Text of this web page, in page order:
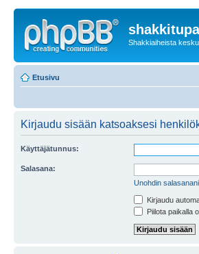
Shakkiaiheista
Etusivu
Kirjaudu sisään katsoaksesi
Käyttäjätunnus:
Salasana:
Unohdin salasanani
Kirjaudu
Piilota paikalla